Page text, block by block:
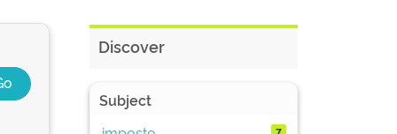
Discover
Subject